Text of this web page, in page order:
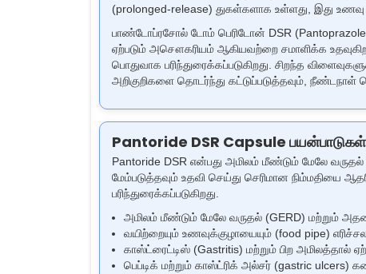
(prolonged-release) துகள்களாக உள்ளது, இது
பாண்டோப்ரசோல் டோம் பெரிடோன் DSR (Pantoprazole
ஏற்படும் அசௌகரியம் ஆகியவற்றை சமாளிக்க
பொதுவாக பரிந்துரைக்கப்படுகிறது. சிறந்த
அறிகுறிகளை தொடர்ந்து கட்டுப்படுத்தவும், நீண்டநாள்
Pantoride DSR Capsule பயன்பாடுகள்
Pantoride DSR என்பது அமிலம் மீண்டும் மேலே
மேம்படுத்தவும் உதவி செய்து செரிமான நிம்மதியை
பரிந்துரைக்கப்படுகிறது.
அமிலம் மீண்டும் மேலே வருதல் (GERD) மற்றும்
வயிற்றையும் உணவுக்குழாயையும் (food pipe)
காஸ்ட்ரைட்டிஸ் (Gastritis) மற்றும் பிற அமிலத்தால்
பெப்டிக் மற்றும்காஸ்ட்ரிக் அல்சர் (gastric ulcers)